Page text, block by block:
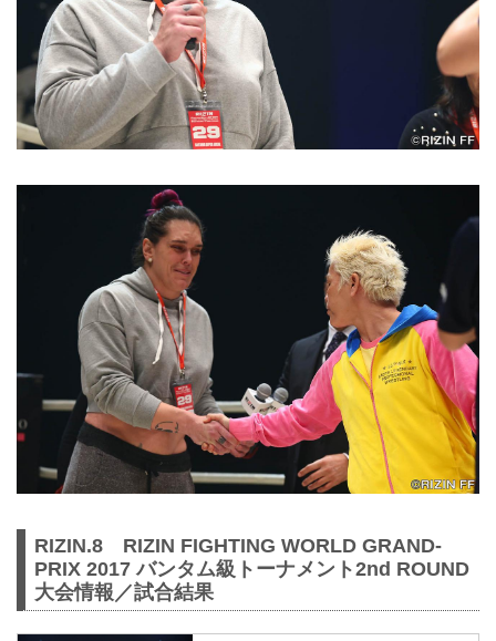
RIZIN.8 RIZIN FIGHTING WORLD GRAND-
PRIX 2017 バンタム級トーナメント2nd ROUND
大会情報／試合結果